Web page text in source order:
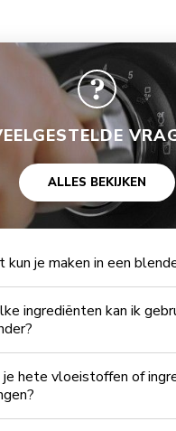
ALLES BEKIJKEN
kun je maken in een
ingrediënten kan ik
je hete vloeistoffen of